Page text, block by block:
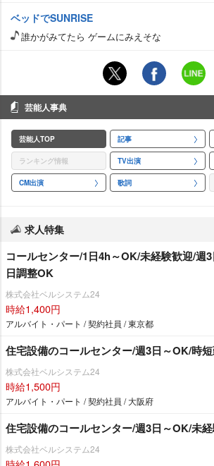
ベッドでSUNRISE
誰かがみてたら ゲームにみえそな
芸能人事典
芸能人TOP 記事
ランキング情報 TV出演
CM出演 歌詞
求人特集
コールセンター/1日4h～OK/未経験歓迎/週
日調整OK
株式会社ベルシステム24
時給1,400円
アルバイト・パート / 契約社員 / 東京都
住宅設備のコールセンター/週3日～OK/時
株式会社ベルシステム24
時給1,500円
アルバイト・パート / 契約社員 / 大阪府
住宅設備のコールセンター/週3日～OK/未
株式会社ベルシステム24